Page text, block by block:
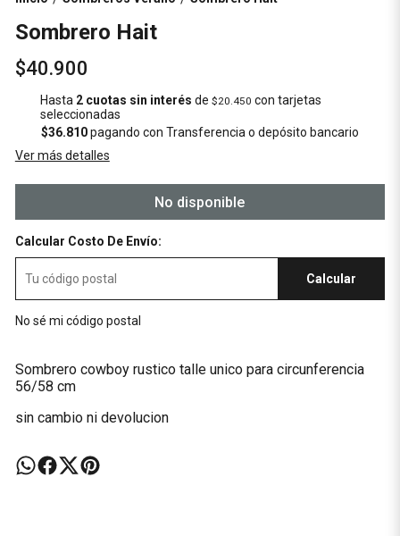
Sombrero Hait
$40.900
Hasta 2 cuotas sin interés de $20.450 con tarjetas
seleccionadas
$36.810pagando con Transferencia o depósito bancario
Ver más detalles
No disponible
Calcular Costo De Envío:
Calcular
No sé mi código postal
Sombrero cowboy rustico talle unico para circunferencia
56/58 cm
sin cambio ni devolucion